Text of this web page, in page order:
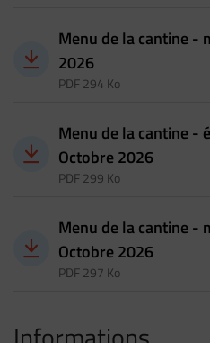
Menu de la cantine -
2026
PDF 294 Ko
Menu de la cantine -
Octobre 2026
PDF 299 Ko
Menu de la cantine -
Octobre 2026
PDF 297 Ko